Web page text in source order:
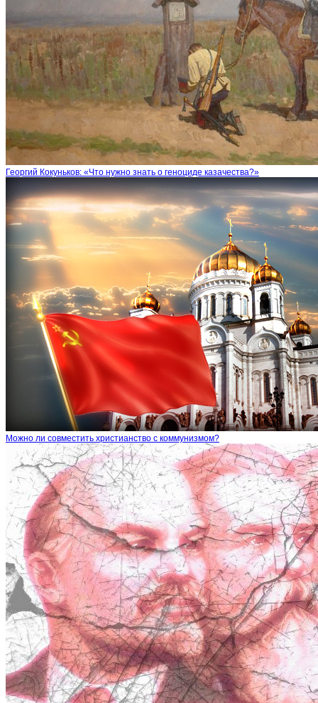
Георгий Кокуньков: «Что нужно знать о геноциде казачества?»
Можно ли совместить христианство с коммунизмом?